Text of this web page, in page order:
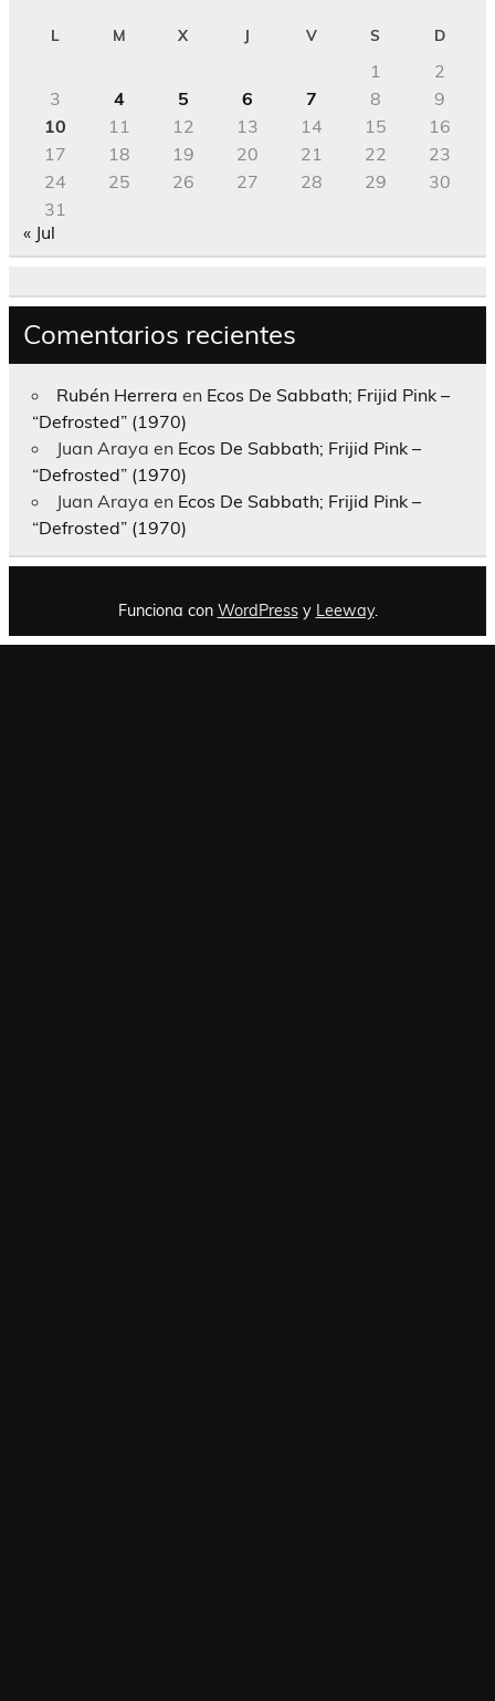
L M X J V S D
1
2
3
4 5 6 7 8
9
10
11 12 13 14 15
16
17
18 19 20 21 22
23
24
25 26 27 28 29
30
31
« Jul
Comentarios recientes
Rubén Herrera en Ecos De Sabbath; Frijid Pink –
“Defrosted” (1970)
Juan Araya en Ecos De Sabbath; Frijid Pink –
“Defrosted” (1970)
Juan Araya en Ecos De Sabbath; Frijid Pink –
“Defrosted” (1970)
Funciona con WordPressy Leeway.